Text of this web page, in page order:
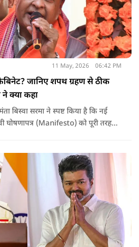
11 May, 2026 06:42 PM
जानिए शपथ ग्रहण से ठीक
ने क्या कहा
बिस्वा सरमा ने स्पष्ट किया है कि नई
घोषणापत्र (Manifesto) को पूरी तरह